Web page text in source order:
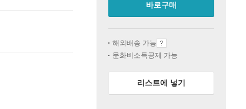
바로구매
해외배송 가능
문화비소득공제 가능
리스트에 넣기